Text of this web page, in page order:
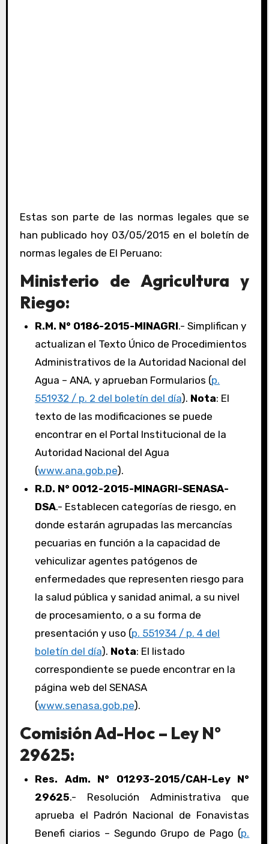
Estas son parte de las normas legales que se
han publicado hoy 03/05/2015 en el boletín de
normas legales de El Peruano:
Ministerio de Agricultura y
Riego:
R.M. N° 0186-2015-MINAGRI.- Simplifican y
actualizan el Texto Único de Procedimientos
Administrativos de la Autoridad Nacional del
Agua – ANA, y aprueban Formularios (p.
551932 / p. 2 del boletín del día). Nota: El
texto de las modificaciones se puede
encontrar en el Portal Institucional de la
Autoridad Nacional del Agua
(www.ana.gob.pe).
R.D. N° 0012-2015-MINAGRI-SENASA-
DSA.- Establecen categorías de riesgo, en
donde estarán agrupadas las mercancías
pecuarias en función a la capacidad de
vehiculizar agentes patógenos de
enfermedades que representen riesgo para
la salud pública y sanidad animal, a su nivel
de procesamiento, o a su forma de
presentación y uso (p. 551934 / p. 4 del
boletín del día). Nota: El listado
correspondiente se puede encontrar en la
página web del SENASA
(www.senasa.gob.pe).
Comisión Ad-Hoc – Ley Nº
29625:
Res. Adm. N° 01293-2015/CAH-Ley N°
29625.- Resolución Administrativa que
aprueba el Padrón Nacional de Fonavistas
Benefi ciarios – Segundo Grupo de Pago (p.